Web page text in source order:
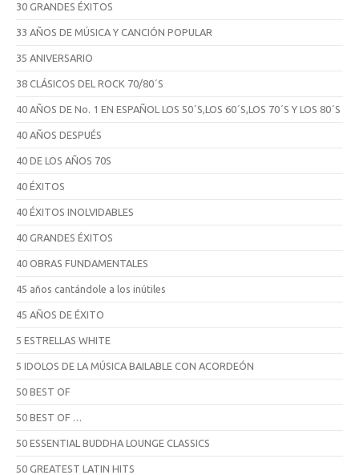
30 GRANDES ÉXITOS
33 AÑOS DE MÚSICA Y CANCIÓN POPULAR
35 ANIVERSARIO
38 CLÁSICOS DEL ROCK 70/80´S
40 AÑOS DE No. 1 EN ESPAÑOL LOS 50´S,LOS 60´S,LOS 70´S Y LOS 80´S
40 AÑOS DESPUÉS
40 DE LOS AÑOS 70S
40 ÉXITOS
40 ÉXITOS INOLVIDABLES
40 GRANDES ÉXITOS
40 OBRAS FUNDAMENTALES
45 años cantándole a los inútiles
45 AÑOS DE ÉXITO
5 ESTRELLAS WHITE
5 IDOLOS DE LA MÚSICA BAILABLE CON ACORDEÓN
50 BEST OF
50 BEST OF …
50 ESSENTIAL BUDDHA LOUNGE CLASSICS
50 GREATEST LATIN HITS